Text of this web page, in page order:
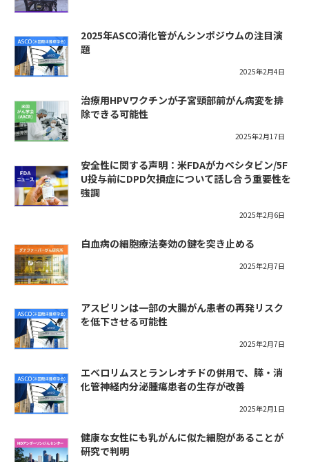
2025年ASCO消化管がんシンポジウムの注目演
題
2025年2月4日
治療用HPVワクチンが子宮頸部前がん病変を排
除できる可能性
2025年2月17日
安全性に関する声明：米FDAがカペシタビン/5F
U投与前にDPD欠損症について話し合う重要性を
強調
2025年2月6日
白血病の細胞療法奏効の鍵を突き止める
2025年2月7日
アスピリンは一部の大腸がん患者の再発リスク
を低下させる可能性
2025年2月7日
エベロリムスとランレオチドの併用で、膵・消
化管神経内分泌腫瘍患者の生存が改善
2025年2月1日
健康な女性にも乳がんに似た細胞があることが
研究で判明